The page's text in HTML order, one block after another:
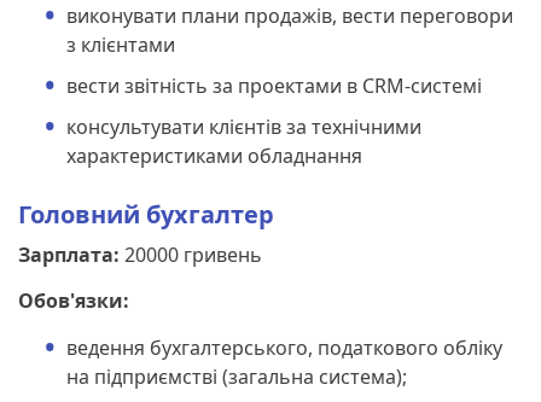
виконувати плани продажів, вести переговори
з клієнтами
вести звітність за проектами в CRM-системі
консультувати клієнтів за технічними
характеристиками обладнання
Головний бухгалтер
Зарплата: 20000 гривень
Обов'язки:
ведення бухгалтерського, податкового обліку
на підприємстві (загальна система);